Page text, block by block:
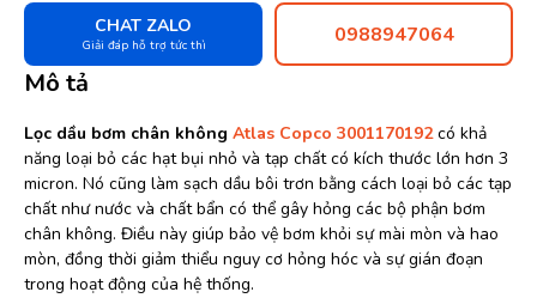
CHAT ZALO
Giải đáp hỗ trợ tức thì 0988947064
Mô tả
Lọc dầu bơm chân không Atlas Copco 3001170192có khả
năng loại bỏ các hạt bụi nhỏ và tạp chất có kích thước lớn hơn 3
micron. Nó cũng làm sạch dầu bôi trơn bằng cách loại bỏ các tạp
chất như nước và chất bẩn có thể gây hỏng các bộ phận bơm
chân không. Điều này giúp bảo vệ bơm khỏi sự mài mòn và hao
mòn, đồng thời giảm thiểu nguy cơ hỏng hóc và sự gián đoạn
trong hoạt động của hệ thống.